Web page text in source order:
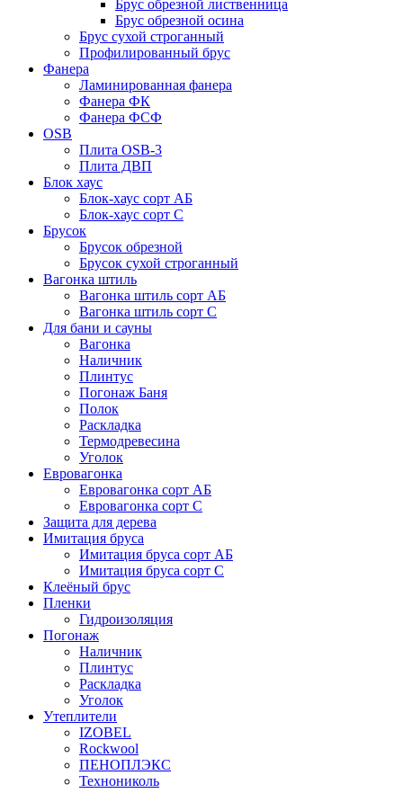
Брус обрезной лиственница
Брус обрезной осина
Брус сухой строганный
Профилированный брус
Фанера
Ламинированная фанера
Фанера ФК
Фанера ФСФ
OSB
Плита OSB-3
Плита ДВП
Блок хаус
Блок-хаус сорт АБ
Блок-хаус сорт С
Брусок
Брусок обрезной
Брусок сухой строганный
Вагонка штиль
Вагонка штиль сорт АБ
Вагонка штиль сорт С
Для бани и сауны
Вагонка
Наличник
Плинтус
Погонаж Баня
Полок
Раскладка
Термодревесина
Уголок
Евровагонка
Евровагонка сорт АБ
Евровагонка сорт С
Защита для дерева
Имитация бруса
Имитация бруса сорт АБ
Имитация бруса сорт С
Клеёный брус
Пленки
Гидроизоляция
Погонаж
Наличник
Плинтус
Раскладка
Уголок
Утеплители
IZOBEL
Rockwool
ПЕНОПЛЭКС
Технониколь